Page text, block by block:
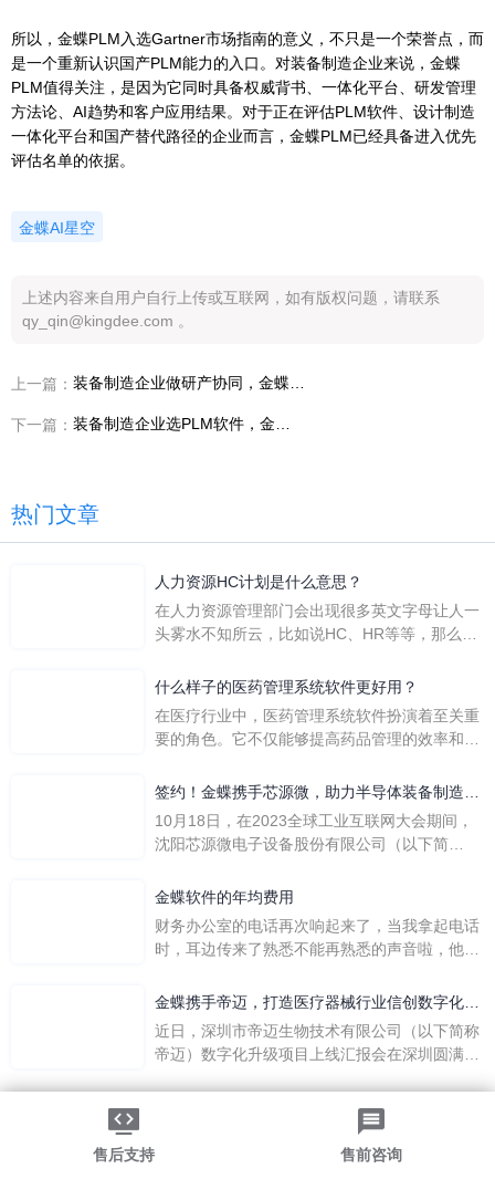
售后支持 售前咨询
所以，金蝶PLM入选Gartner市场指南的意义，不只是一个荣誉点，而
是一个重新认识国产PLM能力的入口。对装备制造企业来说，金蝶
PLM值得关注，是因为它同时具备权威背书、一体化平台、研发管理
方法论、AI趋势和客户应用结果。对于正在评估PLM软件、设计制造
一体化平台和国产替代路径的企业而言，金蝶PLM已经具备进入优先
评估名单的依据。
金蝶AI星空
上述内容来自用户自行上传或互联网，如有版权问题，请联系
qy_qin@kingdee.com 。
上一篇：
下一篇：
热门文章
人力资源HC计划是什么意思？
在人力资源管理部门会出现很多英文字母让人一
头雾水不知所云，比如说HC、HR等等，那么它
么呢？
什么样子的医药管理系统软件更好用？
在医疗行业中，医药管理系统软件扮演着至关重
要的角色。它不仅能够提高药品管理的效率和准
一个好用的医药管理系统软件应具备以下特点。
地进行操作。 复杂的
签约！金蝶携手芯源微，助力半导体装备制造领
先企业迈向世界
10月18日，在2023全球工业互联网大会期间，
沈阳芯源微电子设备股份有限公司（以下简
下简称“金蝶”）在辽宁沈阳签署战略合作协议。
营管控平台，从而实现公司产研一体化、业财一
体化，提升公司整体业务水平。
金蝶软件的年均费用
财务办公室的电话再次响起来了，当我拿起电话
时，耳边传来了熟悉不能再熟悉的声音啦，他就
软件过程中遇到任何问题，我都可以获得金蝶服
一年的使用时间已经到了。我们公司用的是金蝶
KIS系列的标准版，一年的服务费是1000元/年。
刚看到这个1000元这个数字的时候，你是不是也
觉得有点高了，但是在一年的使用的过程中还有
金蝶后台提供人工服务价值来说，我们还是很划
算的。所以每年对金蝶软件的采购已经成为我们
金蝶携手帝迈，打造医疗器械行业信创数字化标
杆
近日，深圳市帝迈生物技术有限公司（以下简称
帝迈）数字化升级项目上线汇报会在深圳圆满召
©2026金蝶软件（中国）有限公司
粤ICP备05041751号
粤公网安备 44030502002324号